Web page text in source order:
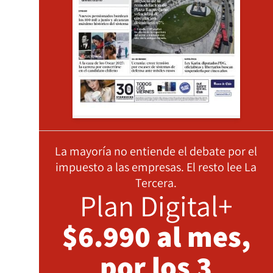
La mayoría no entiende el debate por el
impuesto a las empresas. El resto lee La
Tercera.
Plan Digital+
$6.990 al mes,